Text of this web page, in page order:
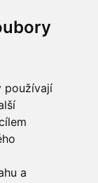
používají
a